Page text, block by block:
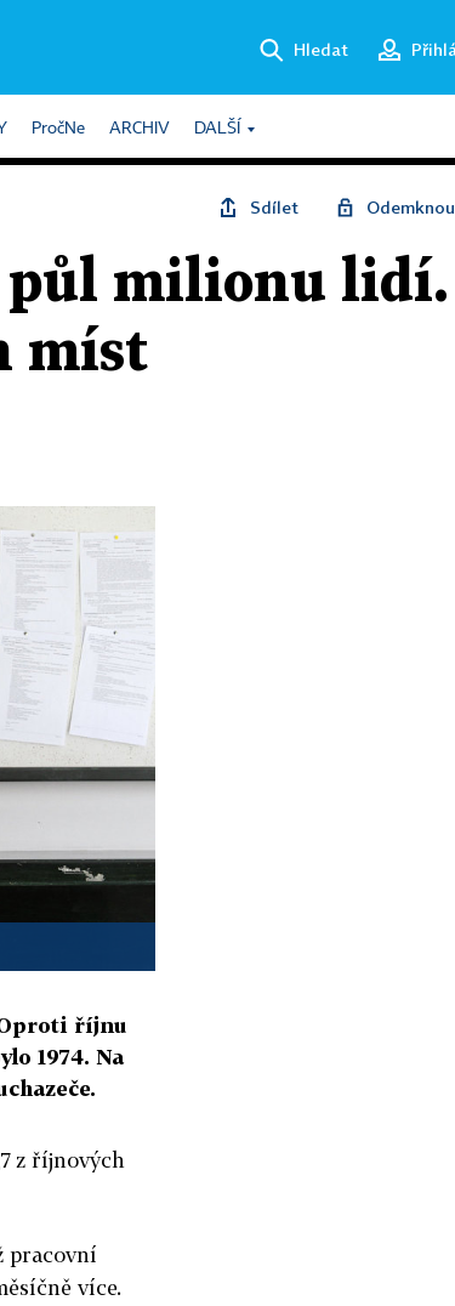
Hledat
PročNe ARCHIV DALŠÍ
Sdílet
půl milionu lidí.
míst
říjnu
1974. Na
z říjnových
pracovní
více.